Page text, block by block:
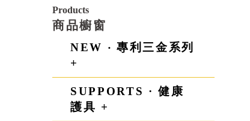
Products
商品櫥窗
NEW ‧ 專利三金系列
+
SUPPORTS · 健康
護具 +